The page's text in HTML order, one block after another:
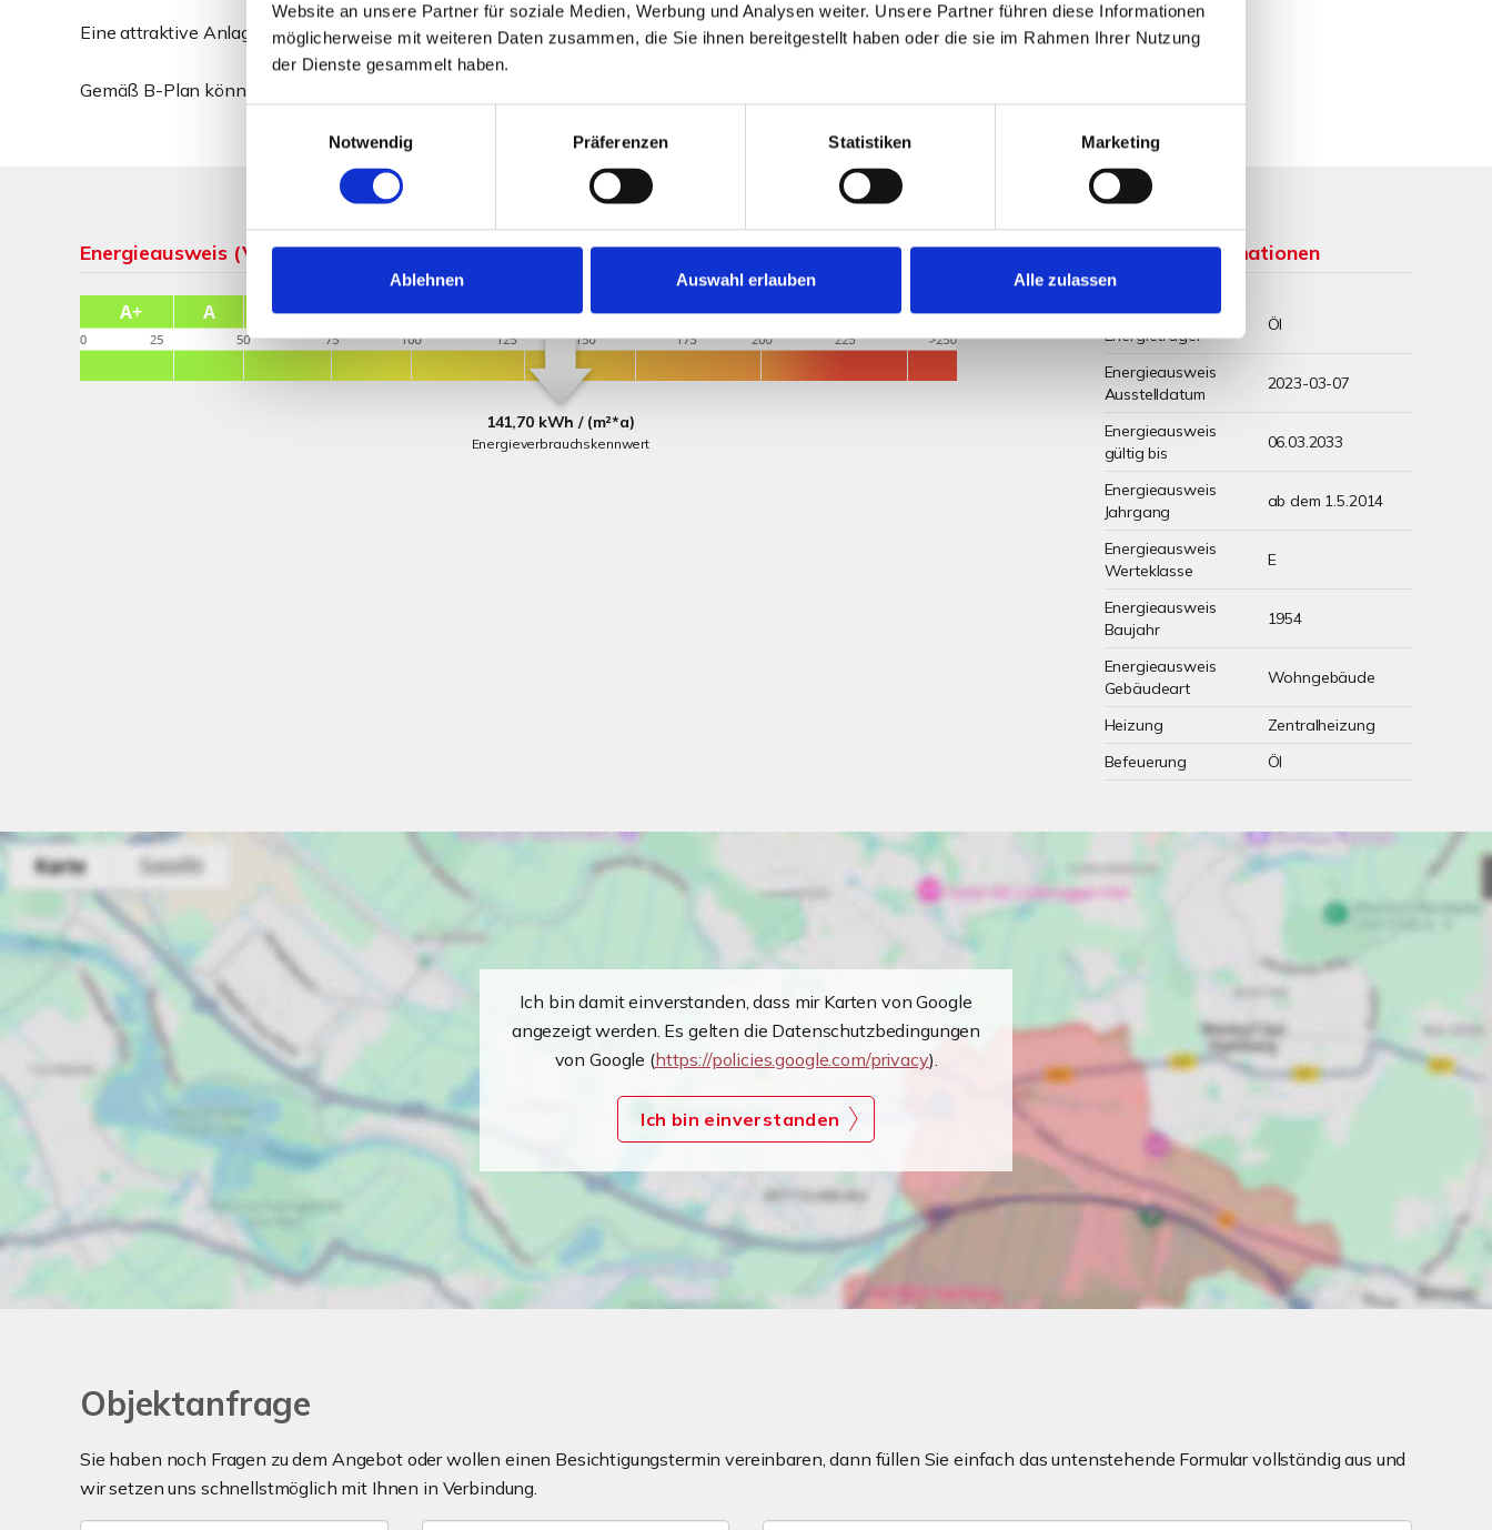
Website an unsere Partner für soziale Medien, Werbung und Analysen weiter. Unsere Partner führen diese Informationen
möglicherweise mit weiteren Daten zusammen, die Sie ihnen bereitgestellt haben oder die sie im Rahmen Ihrer Nutzung
der Dienste gesammelt haben.
Notwendig
Präferenzen Statistiken Marketing
Ablehnen Auswahl erlauben Alle zulassen
Eine attraktive Anlagemöglichkeit in vermietungsstarker Lage von Minden!
Gemäß B-Plan könnte der untere Teil des Grundstücks noch bebaut werden.
Energieausweis (Verbrauchsausweis)
141,70 kWh / (m²*a)
Energieverbrauchskennwert
Weitere Informationen
Wesentlicher
Energieträger
Öl
Energieausweis
Ausstelldatum
2023-03-07
Energieausweis
gültig bis
06.03.2033
Energieausweis
Jahrgang
ab dem 1.5.2014
Energieausweis
Werteklasse
E
Energieausweis
Baujahr
1954
Energieausweis
Gebäudeart
Wohngebäude
Heizung
Zentralheizung
Befeuerung
Öl
Ich bin damit einverstanden, dass mir Karten von Google
angezeigt werden. Es gelten die Datenschutzbedingungen
von Google (https://policies.google.com/privacy).
Ich bin einverstanden
Objektanfrage
Sie haben noch Fragen zu dem Angebot oder wollen einen Besichtigungstermin vereinbaren, dann füllen Sie einfach das untenstehende Formular vollständig aus und
wir setzen uns schnellstmöglich mit Ihnen in Verbindung.